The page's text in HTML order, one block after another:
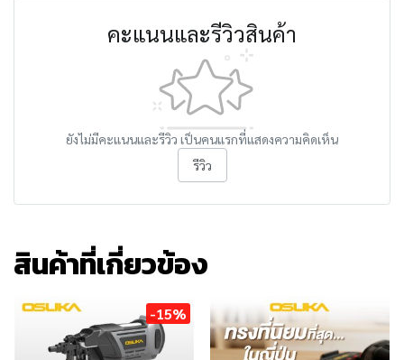
คะแนนและรีวิวสินค้า
ยังไม่มีคะแนนและรีวิว เป็นคนแรกที่แสดงความคิดเห็น
รีวิว
สินค้าที่เกี่ยวข้อง
-15%